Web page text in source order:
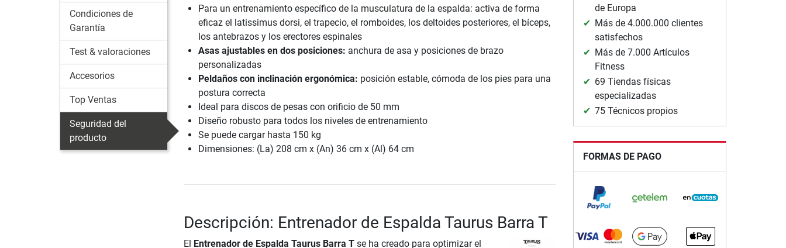
Condiciones de
Garantía
Test & valoraciones
Accesorios
Top Ventas
Seguridad del
producto
Para un entrenamiento específico de la musculatura de la espalda: activa de forma
eficaz el latissimus dorsi, el trapecio, el romboides, los deltoides posteriores, el bíceps,
los antebrazos y los erectores espinales
Asas ajustables en dos posiciones: anchura de asa y posiciones de brazo
personalizadas
Peldaños con inclinación ergonómica: posición estable, cómoda de los pies para una
postura correcta
Ideal para discos de pesas con orificio de 50 mm
Diseño robusto para todos los niveles de entrenamiento
Se puede cargar hasta 150 kg
Dimensiones: (La) 208 cm x (An) 36 cm x (Al) 64 cm
Descripción: Entrenador de Espalda Taurus Barra T
El Entrenador de Espalda Taurus Barra Tse ha creado para optimizar el
de Europa
Más de 4.000.000 clientes
satisfechos
Más de 7.000 Artículos
Fitness
69 Tiendas físicas
especializadas
75 Técnicos propios
FORMAS DE PAGO